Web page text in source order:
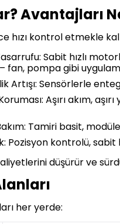
Avantajları
hızı kontrol etmekle
Sabit hızlı
fan, pompa gibi
Artışı: Sensörlerle
Aşırı akım,
Tamiri basit,
Pozisyon kontrolü,
düşürür ve
her yerde: